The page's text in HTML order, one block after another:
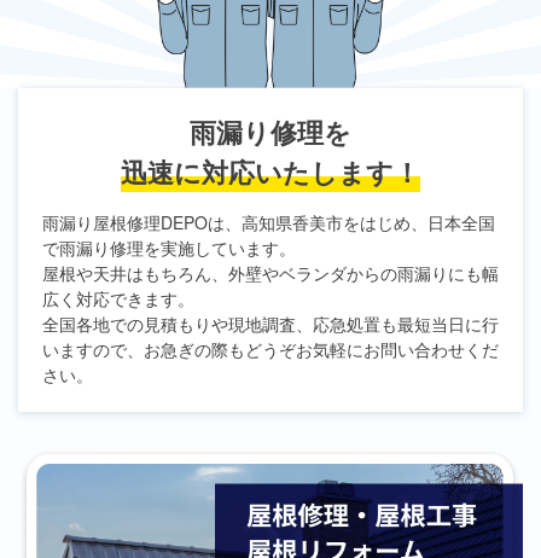
雨漏り修理を
迅速に対応いたします！
雨漏り屋根修理DEPOは、高知県香美市をはじめ、日本全国
で雨漏り修理を実施しています。
屋根や天井はもちろん、外壁やベランダからの雨漏りにも幅
広く対応できます。
全国各地での見積もりや現地調査、応急処置も最短当日に行
いますので、お急ぎの際もどうぞお気軽にお問い合わせくだ
さい。